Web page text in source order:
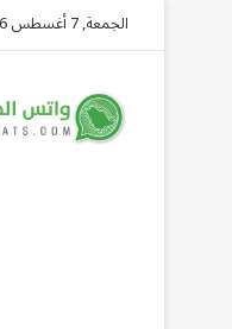
الجمعة, 7 أغسطس 2026